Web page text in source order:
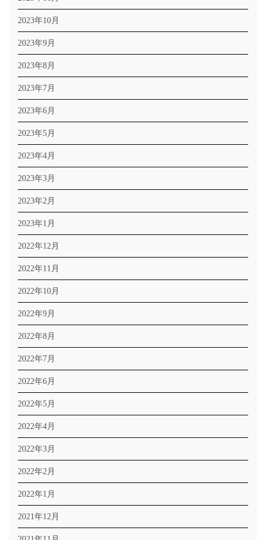
2023年10月
2023年9月
2023年8月
2023年7月
2023年6月
2023年5月
2023年4月
2023年3月
2023年2月
2023年1月
2022年12月
2022年11月
2022年10月
2022年9月
2022年8月
2022年7月
2022年6月
2022年5月
2022年4月
2022年3月
2022年2月
2022年1月
2021年12月